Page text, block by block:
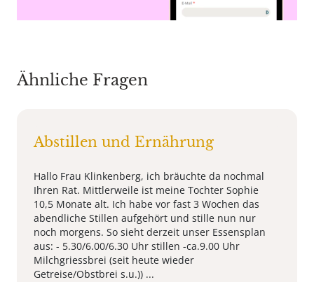
Ähnliche Fragen
Abstillen und Ernährung
Hallo Frau Klinkenberg, ich bräuchte da nochmal
Ihren Rat. Mittlerweile ist meine Tochter Sophie
10,5 Monate alt. Ich habe vor fast 3 Wochen das
abendliche Stillen aufgehört und stille nun nur
noch morgens. So sieht derzeit unser Essensplan
aus: - 5.30/6.00/6.30 Uhr stillen -ca.9.00 Uhr
Milchgriessbrei (seit heute wieder
Getreise/Obstbrei s.u.)) ...